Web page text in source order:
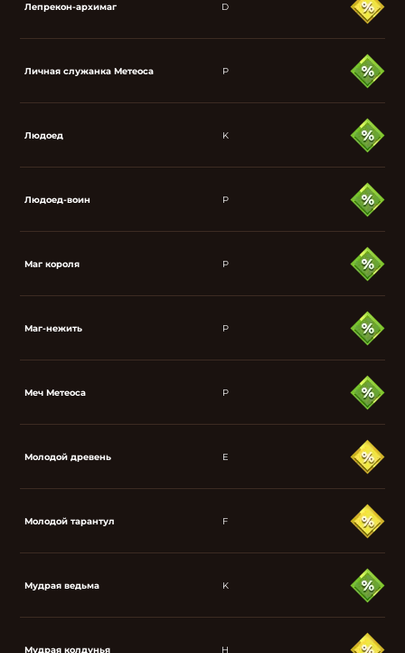
Лепрекон-архимаг D
Личная служанка Метеоса P
Людоед K
Людоед-воин P
Маг короля P
Маг-нежить P
Меч Метеоса P
Молодой древень E
Молодой тарантул F
Мудрая ведьма K
Мудрая колдунья H